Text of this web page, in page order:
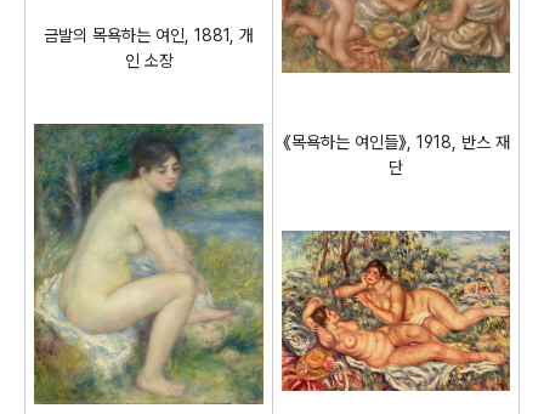
금발의 목욕하는 여인, 1881, 개
인 소장
《목욕하는 여인들》, 1918, 반스 재
단